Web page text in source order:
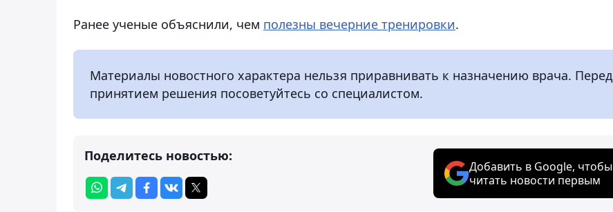
Ранее ученые объяснили, чем полезны вечерние тренировки.
Материалы новостного характера нельзя приравнивать к назначению врача. Перед
принятием решения посоветуйтесь со специалистом.
Поделитесь новостью:
Добавить в Google, чтобы
читать новости первым